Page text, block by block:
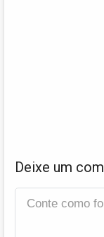
Deixe um